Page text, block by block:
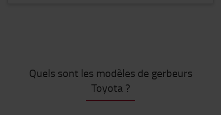
Quels sont les modèles de gerbeurs
Toyota ?